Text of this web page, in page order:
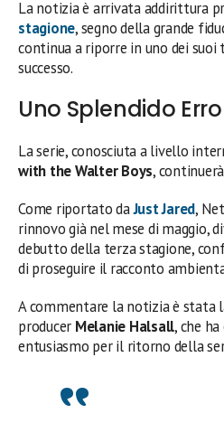
La notizia è arrivata addirittura
stagione, segno della grande
continua a riporre in uno dei suoi
successo.
Uno Splendido
La serie, conosciuta a livello
with the Walter Boys,
Come riportato daJust Jared,
rinnovo già nel mese di maggio,
debutto della terza stagione,
di proseguire il racconto
A commentare la notizia è stata
producer Melanie Halsall, che
entusiasmo per il ritorno della